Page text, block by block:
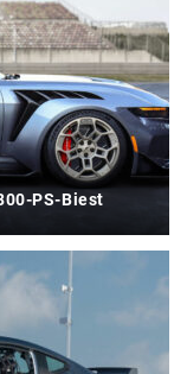
PS-Biest